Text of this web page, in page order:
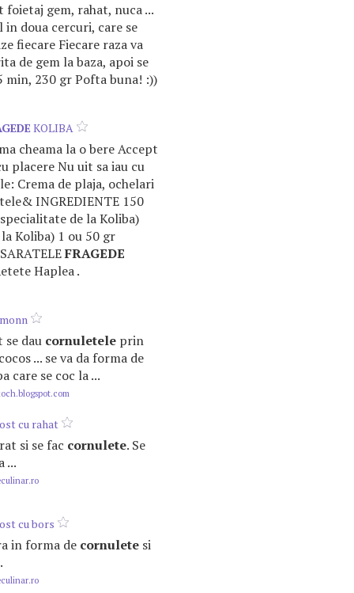
foietaj gem, rahat, nuca ...
in doua cercuri, care se
fiecare Fiecare raza va
de gem la baza, apoi se
min, 230 gr Pofta buna! :))
KOLIBA
cheama la o bere Accept
placere Nu uit sa iau cu
Crema de plaja, ochelari
INGREDIENTE 150
de la Koliba)
Koliba) 1 ou 50 gr
FRAGEDE
Haplea .
se dau cornuletele prin
... se va da forma de
care se coc la ...
cu rahat
si se fac cornulete. Se
...
cu bors
in forma de cornulete si